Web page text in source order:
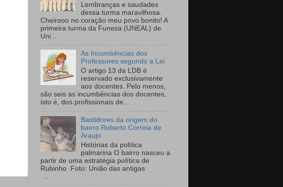
Lembranças e saudades
dessa turma maravilhosa.
Cheirooo no coração meu povo bonito! A
primeira turma da Funesa (UNEAL) de
Uni...
As Incumbências dos
Professores segundo a Lei
O artigo 13 da LDB é
reservado exclusivamente
aos docentes. Pelo menos,
são seis as incumbências dos docentes,
isto é, dos profissionais de...
Bastidores da origem do
bairro Roberto Correia de
Araujo
Histórias da política
palmarina O bairro nasceu a
partir de uma estratégia política de
Rubinho Foto: União das antigas